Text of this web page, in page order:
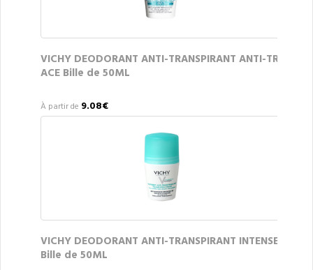
VICHY DEODORANT ANTI-TRANSPIRANT ANTI-TR
ACE Bille de 50ML
À partir de 9.08€
VICHY DEODORANT ANTI-TRANSPIRANT INTENSE
Bille de 50ML